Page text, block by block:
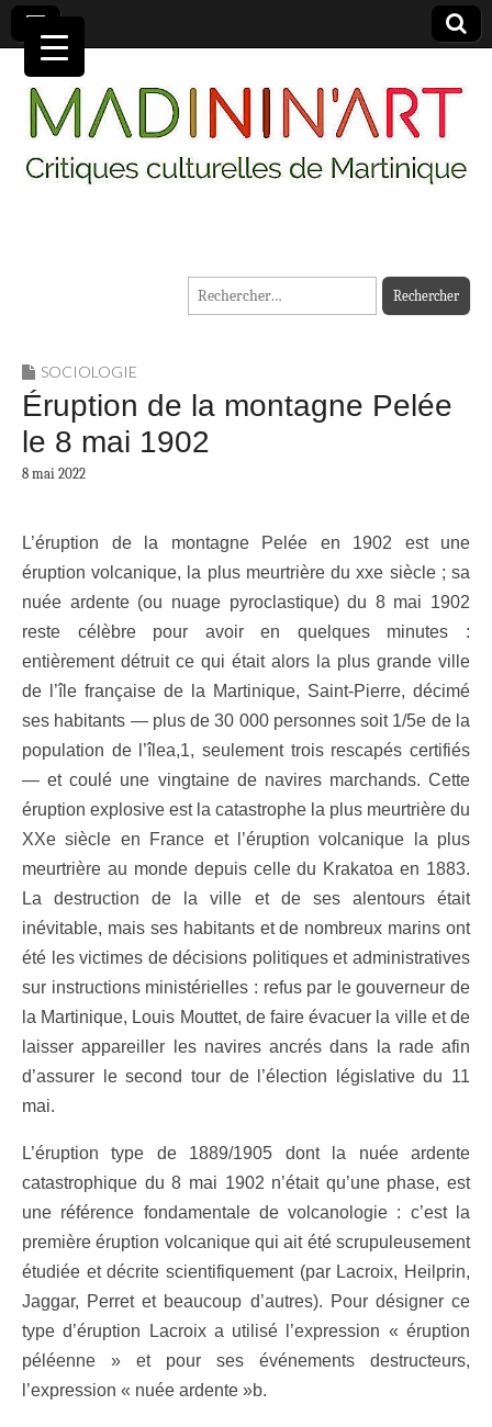
MADININ'ART
Rechercher :
SOCIOLOGIE
Éruption de la montagne Pelée
le 8 mai 1902
8 mai 2022
L’éruption de la montagne Pelée en 1902 est une
éruption volcanique, la plus meurtrière du xxe siècle ; sa
nuée ardente (ou nuage pyroclastique) du 8 mai 1902
reste célèbre pour avoir en quelques minutes :
entièrement détruit ce qui était alors la plus grande ville
de l’île française de la Martinique, Saint-Pierre, décimé
ses habitants — plus de 30 000 personnes soit 1/5e de la
population de l’îlea,1, seulement trois rescapés certifiés
— et coulé une vingtaine de navires marchands. Cette
éruption explosive est la catastrophe la plus meurtrière du
XXe siècle en France et l’éruption volcanique la plus
meurtrière au monde depuis celle du Krakatoa en 1883.
La destruction de la ville et de ses alentours était
inévitable, mais ses habitants et de nombreux marins ont
été les victimes de décisions politiques et administratives
sur instructions ministérielles : refus par le gouverneur de
la Martinique, Louis Mouttet, de faire évacuer la ville et de
laisser appareiller les navires ancrés dans la rade afin
d’assurer le second tour de l’élection législative du 11
mai.
L’éruption type de 1889/1905 dont la nuée ardente
catastrophique du 8 mai 1902 n’était qu’une phase, est
une référence fondamentale de volcanologie : c’est la
première éruption volcanique qui ait été scrupuleusement
étudiée et décrite scientifiquement (par Lacroix, Heilprin,
Jaggar, Perret et beaucoup d’autres). Pour désigner ce
type d’éruption Lacroix a utilisé l’expression « éruption
péléenne » et pour ses événements destructeurs,
l’expression « nuée ardente »b.